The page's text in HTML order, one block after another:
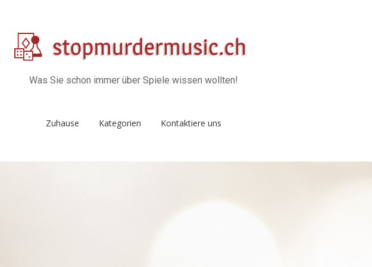
Was Sie schon immer über Spiele wissen wollten!
Zuhause Kategorien Kontaktiere uns